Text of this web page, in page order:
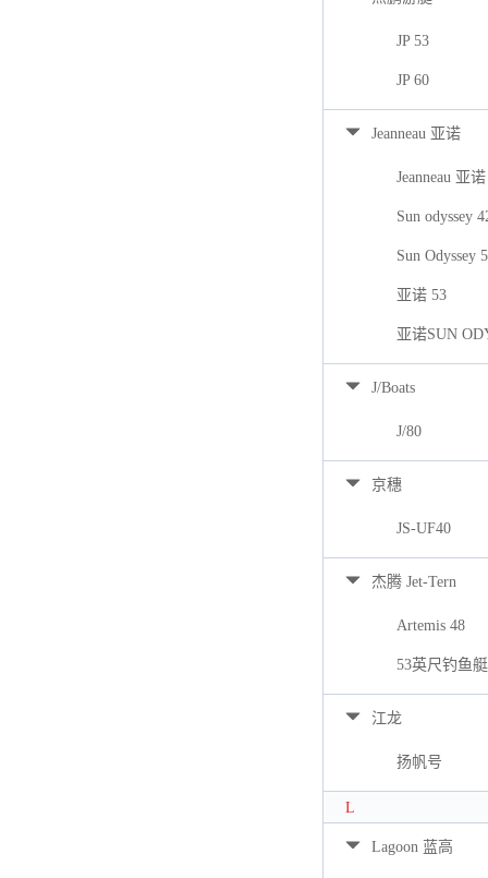
JP 53
JP 60
Jeanneau 亚诺
Jeanneau 亚
Sun odyssey
Sun Odyssey
亚诺 53
亚诺SUN
J/Boats
J/80
京穗
JS-UF40
杰腾 Jet-Tern
Artemis 48
53英尺钓鱼艇
江龙
扬帆号
L
Lagoon 蓝高